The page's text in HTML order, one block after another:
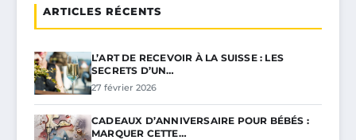
ARTICLES RÉCENTS
L’ART DE RECEVOIR À LA SUISSE : LES
SECRETS D’UN…
27 février 2026
CADEAUX D’ANNIVERSAIRE POUR BÉBÉS :
MARQUER CETTE…